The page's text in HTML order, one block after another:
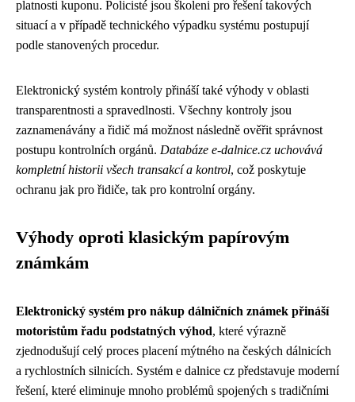
platnosti kuponu. Policisté jsou školeni pro řešení takových
situací a v případě technického výpadku systému postupují
podle stanovených procedur.
Elektronický systém kontroly přináší také výhody v oblasti
transparentnosti a spravedlnosti. Všechny kontroly jsou
zaznamenávány a řidič má možnost následně ověřit správnost
postupu kontrolních orgánů. Databáze e-dalnice.cz uchovává
kompletní historii všech transakcí a kontrol, což poskytuje
ochranu jak pro řidiče, tak pro kontrolní orgány.
Výhody oproti klasickým papírovým
známkám
Elektronický systém pro nákup dálničních známek přináší
motoristům řadu podstatných výhod, které výrazně
zjednodušují celý proces placení mýtného na českých dálnicích
a rychlostních silnicích. Systém e dalnice cz představuje moderní
řešení, které eliminuje mnoho problémů spojených s tradičními